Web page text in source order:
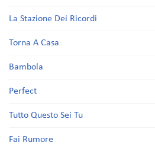
La Stazione Dei Ricordi
Torna A Casa
Bambola
Perfect
Tutto Questo Sei Tu
Fai Rumore